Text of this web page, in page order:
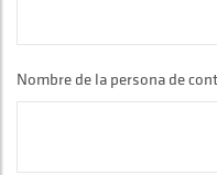
Nombre de la persona de